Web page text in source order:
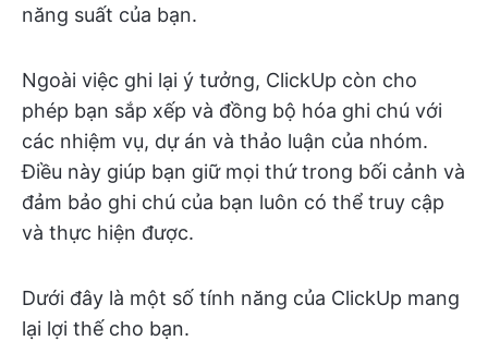
năng suất của bạn.
Ngoài việc ghi lại ý tưởng, ClickUp còn cho
phép bạn sắp xếp và đồng bộ hóa ghi chú với
các nhiệm vụ, dự án và thảo luận của nhóm.
Điều này giúp bạn giữ mọi thứ trong bối cảnh và
đảm bảo ghi chú của bạn luôn có thể truy cập
và thực hiện được.
Dưới đây là một số tính năng của ClickUp mang
lại lợi thế cho bạn.